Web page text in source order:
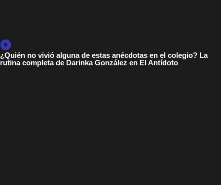
¿Quién no vivió alguna de estas anécdotas en el colegio? La
rutina completa de Darinka González en El Antídoto